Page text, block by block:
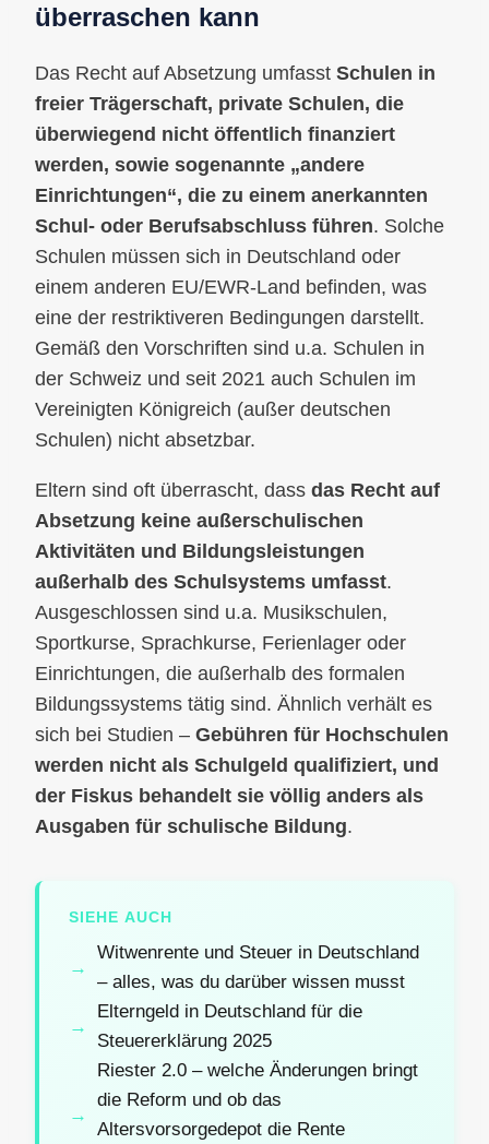
überraschen kann
Das Recht auf Absetzung umfasst Schulen in
freier Trägerschaft, private Schulen, die
überwiegend nicht öffentlich finanziert
werden, sowie sogenannte „andere
Einrichtungen“, die zu einem anerkannten
Schul- oder Berufsabschluss führen. Solche
Schulen müssen sich in Deutschland oder
einem anderen EU/EWR-Land befinden, was
eine der restriktiveren Bedingungen darstellt.
Gemäß den Vorschriften sind u.a. Schulen in
der Schweiz und seit 2021 auch Schulen im
Vereinigten Königreich (außer deutschen
Schulen) nicht absetzbar.
Eltern sind oft überrascht, dass das Recht auf
Absetzung keine außerschulischen
Aktivitäten und Bildungsleistungen
außerhalb des Schulsystems umfasst.
Ausgeschlossen sind u.a. Musikschulen,
Sportkurse, Sprachkurse, Ferienlager oder
Einrichtungen, die außerhalb des formalen
Bildungssystems tätig sind. Ähnlich verhält es
sich bei Studien – Gebühren für Hochschulen
werden nicht als Schulgeld qualifiziert, und
der Fiskus behandelt sie völlig anders als
Ausgaben für schulische Bildung.
SIEHE AUCH
Witwenrente und Steuer in Deutschland
– alles, was du darüber wissen musst
Elterngeld in Deutschland für die
Steuererklärung 2025
Riester 2.0 – welche Änderungen bringt
die Reform und ob das
Altersvorsorgedepot die Rente